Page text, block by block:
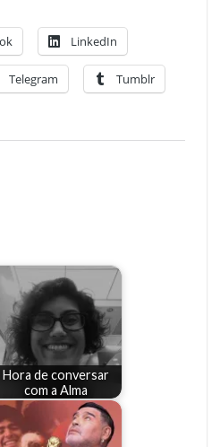
LinkedIn
Telegram Tumblr
Hora de conversar
com a Alma